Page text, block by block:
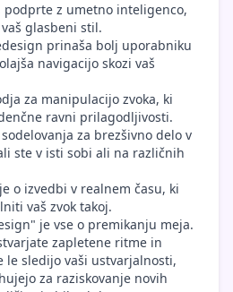
z umetno inteligenco,
glasbeni stil.
prinaša bolj uporabniku
navigacijo skozi vaš
za manipulacijo zvoka, ki
ravni prilagodljivosti.
za brezšivno delo v
ste v isti sobi ali na različnih
o izvedbi v realnem času, ki
vaš zvok takoj.
je vse o premikanju meja.
zapletene ritme in
le sledijo vaši ustvarjalnosti,
za raziskovanje novih